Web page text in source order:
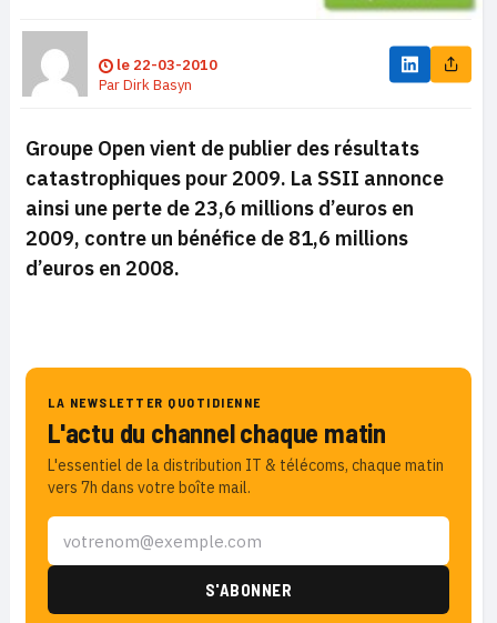
le 22-03-2010
ParDirk Basyn
Groupe Open vient de publier des résultats
catastrophiques pour 2009. La SSII annonce
ainsi une perte de 23,6 millions d’euros en
2009, contre un bénéfice de 81,6 millions
d’euros en 2008.
LA NEWSLETTER QUOTIDIENNE
L'actu du channel chaque matin
L'essentiel de la distribution IT & télécoms, chaque matin
vers 7h dans votre boîte mail.